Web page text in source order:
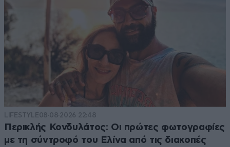
LIFESTYLE08·08·2026 22:48
Περικλής Κονδυλάτος: Οι πρώτες φωτογραφίες
με τη σύντροφό του Ελίνα από τις διακοπές